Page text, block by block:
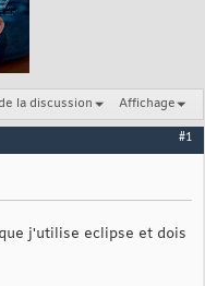
la discussion Affichage
#1
j'utilise eclipse et dois